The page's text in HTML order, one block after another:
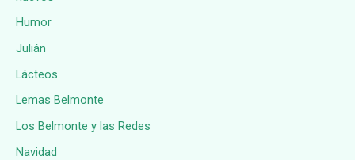
Humor
Julián
Lácteos
Lemas Belmonte
Los Belmonte y las Redes
Navidad